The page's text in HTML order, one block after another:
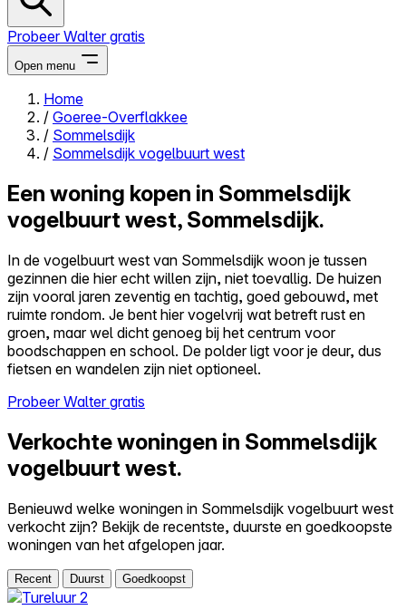
Probeer Walter gratis
Open menu
Close menu
Zelf kopen
Reviews
Prijzen
Log in
Probeer Walter gratis
Home
/ Goeree-Overflakkee
/ Sommelsdijk
/ Sommelsdijk vogelbuurt west
Een woning kopen in Sommelsdijk
vogelbuurt west, Sommelsdijk.
In de vogelbuurt west van Sommelsdijk woon je tussen
gezinnen die hier echt willen zijn, niet toevallig. De huizen
zijn vooral jaren zeventig en tachtig, goed gebouwd, met
ruimte rondom. Je bent hier vogelvrij wat betreft rust en
groen, maar wel dicht genoeg bij het centrum voor
boodschappen en school. De polder ligt voor je deur, dus
fietsen en wandelen zijn niet optioneel.
Probeer Walter gratis
Verkochte woningen in Sommelsdijk
vogelbuurt west.
Benieuwd welke woningen in Sommelsdijk vogelbuurt west
verkocht zijn? Bekijk de recentste, duurste en goedkoopste
woningen van het afgelopen jaar.
Recent Duurst Goedkoopst